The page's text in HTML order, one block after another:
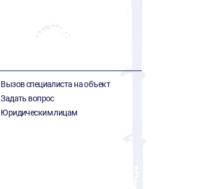
Вызов специалиста на объект
Задать вопрос
Юридическим лицам